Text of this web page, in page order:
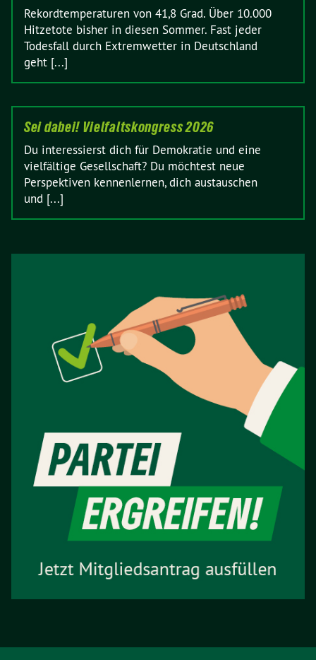
Rekordtemperaturen von 41,8 Grad. Über 10.000
Hitzetote bisher in diesen Sommer. Fast jeder
Todesfall durch Extremwetter in Deutschland
geht [...]
Sei dabei! Vielfaltskongress 2026
Du interessierst dich für Demokratie und eine
vielfältige Gesellschaft? Du möchtest neue
Perspektiven kennenlernen, dich austauschen
und [...]